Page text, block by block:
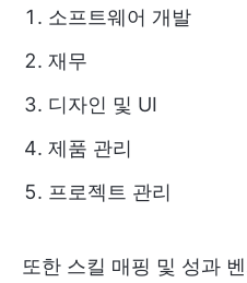
소프트웨어 개발
재무
디자인 및 UI
제품 관리
프로젝트 관리
또한 스킬 매핑 및 성과